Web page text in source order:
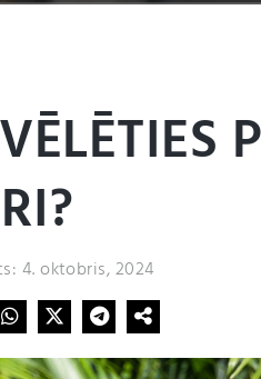
4. oktobris, 2024